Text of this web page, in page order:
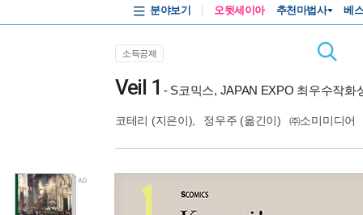
분야보기 오뒷세이아 추천마법사 베
소득공제
Veil 1 - S코믹스, JAPAN EXPO 최우수작화
코테리 (지은이), 정우주 (옮긴이) ㈜소미미디어